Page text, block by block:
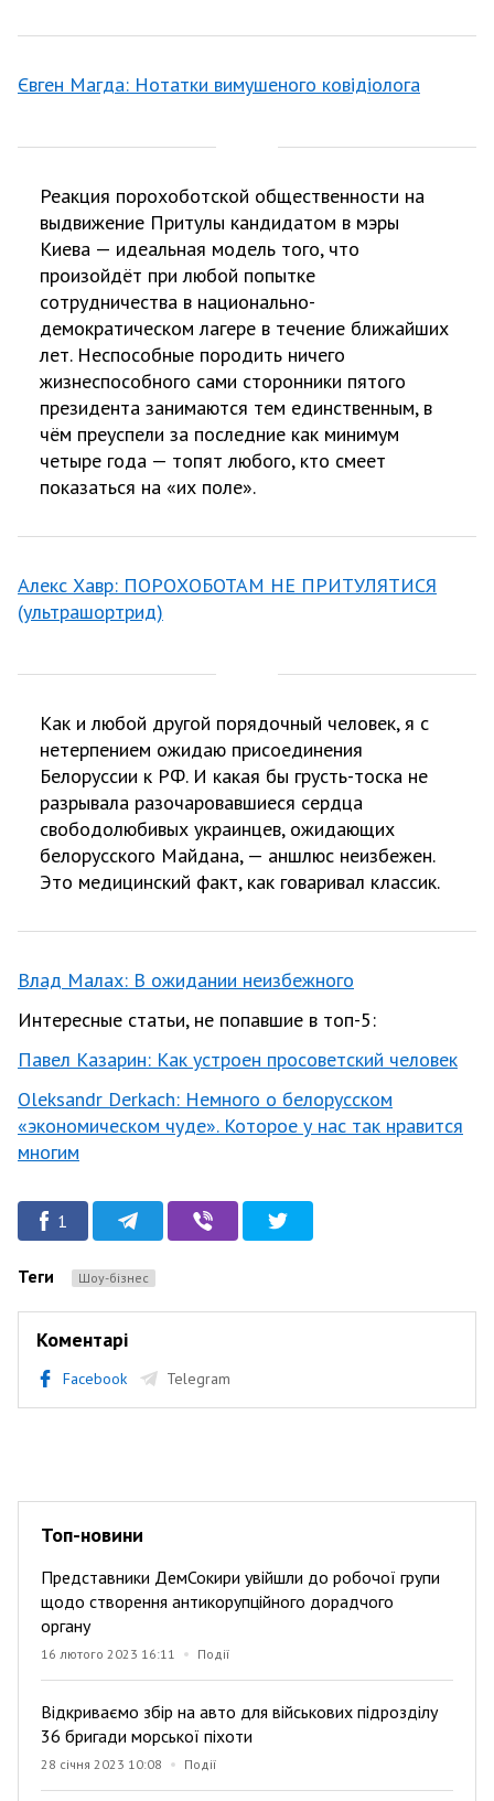
Євген Магда: Нотатки вимушеного ковідіолога
Реакция порохоботской общественности на
выдвижение Притулы кандидатом в мэры
Киева — идеальная модель того, что
произойдёт при любой попытке
сотрудничества в национально-
демократическом лагере в течение ближайших
лет. Неспособные породить ничего
жизнеспособного сами сторонники пятого
президента занимаются тем единственным, в
чём преуспели за последние как минимум
четыре года — топят любого, кто смеет
показаться на «их поле».
Алекс Хавр: ПОРОХОБОТАМ НЕ ПРИТУЛЯТИСЯ
(ультрашортрид)
Как и любой другой порядочный человек, я с
нетерпением ожидаю присоединения
Белоруссии к РФ. И какая бы грусть-тоска не
разрывала разочаровавшиеся сердца
свободолюбивых украинцев, ожидающих
белорусского Майдана, — аншлюс неизбежен.
Это медицинский факт, как говаривал классик.
Влад Малах: В ожидании неизбежного
Интересные статьи, не попавшие в топ-5:
Павел Казарин: Как устроен просоветский человек
Oleksandr Derkach: Немного о белорусском
«экономическом чуде». Которое у нас так нравится
многим
1
Теги Шоу-бізнес
Коментарі
Facebook Telegram
Топ-новини
Представники ДемСокири увійшли до робочої групи
щодо створення антикорупційного дорадчого
органу
16 лютого 2023 16:11 Події
Відкриваємо збір на авто для військових підрозділу
36 бригади морської піхоти
28 січня 2023 10:08 Події